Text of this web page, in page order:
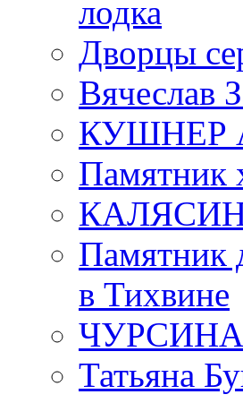
лодка
Дворцы
Вячеслав
КУШНЕР
Памятник
Памятник
в Тихвине
Татьяна